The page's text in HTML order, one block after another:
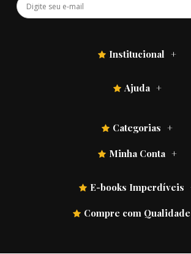
Institucional
Ajuda
Categorias
Minha Conta
E-books Imperdíveis
Compre com Qualidade